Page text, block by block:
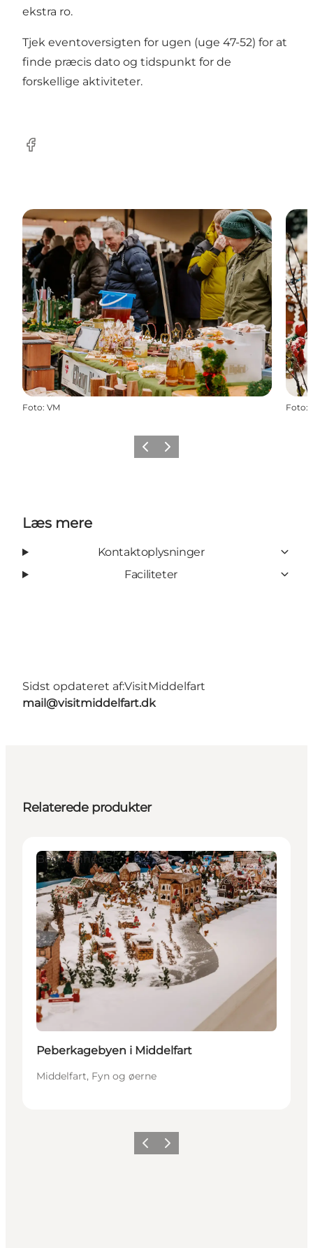
ekstra ro.
Tjek eventoversigten for ugen (uge 47-52) for at
finde præcis dato og tidspunkt for de
forskellige aktiviteter.
Facebook
Foto: VM Foto:
ForrigeNæste
Læs mere
Kontaktoplysninger
Faciliteter
Sidst opdateret af:VisitMiddelfart
mail@visitmiddelfart.dk
Relaterede produkter
Begivenheder
Peberkagebyen i Middelfart
Middelfart, Fyn og øerne
ForrigeNæste